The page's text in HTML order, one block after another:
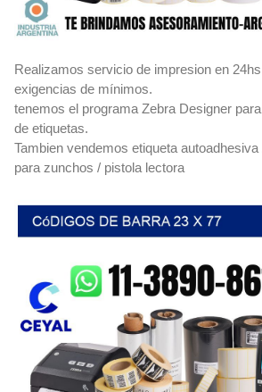
Realizamos servicio de impresion en
exigencias de mínimos.
tenemos el programa Zebra Designer
de etiquetas.
Tambien vendemos etiqueta
para zunchos / pistola lectora